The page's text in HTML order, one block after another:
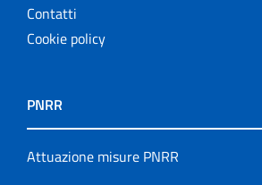
Contatti
Cookie policy
PNRR
Attuazione misure PNRR